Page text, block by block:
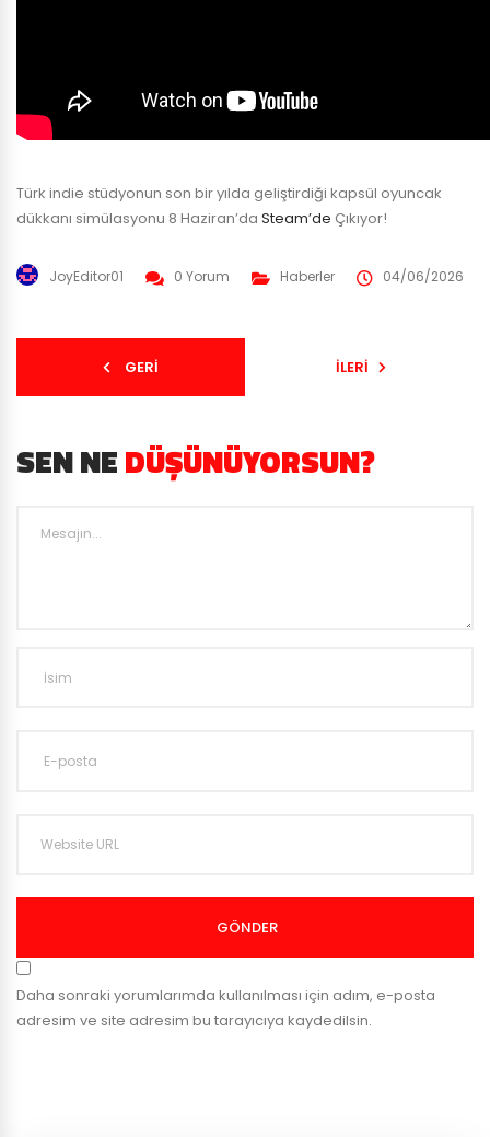
Türk indie stüdyonun son bir yılda geliştirdiği kapsül oyuncak
dükkanı simülasyonu 8 Haziran’da Steam’de Çıkıyor!
JoyEditor01 0 Yorum Haberler 04/06/2026
GERI İLERI
SEN NEDÜŞÜNÜYORSUN?
GÖNDER
Daha sonraki yorumlarımda kullanılması için adım, e-posta
adresim ve site adresim bu tarayıcıya kaydedilsin.